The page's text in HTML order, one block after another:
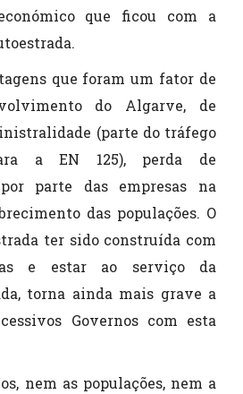
que ficou com a
que foram um fator de
do Algarve, de
(parte do tráfego
a EN 125), perda de
parte das empresas na
das populações. O
ter sido construída com
e estar ao serviço da
torna ainda mais grave a
Governos com esta
nem as populações, nem a